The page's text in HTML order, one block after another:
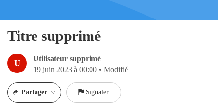
Titre supprimé
U
Utilisateur supprimé
19 juin 2023 à 00:00 • Modifié
Partager Signaler